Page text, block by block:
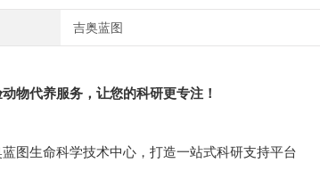
吉奥蓝图
物代养服务，让您的科研更专注！
图生命科学技术中心，打造一站式科研支持平台